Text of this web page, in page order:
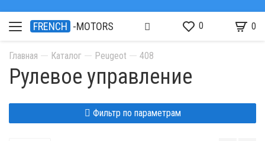
FRENCH -MOTORS 0 0
Главная Каталог Peugeot 408
Рулевое управление
Фильтр по параметрам